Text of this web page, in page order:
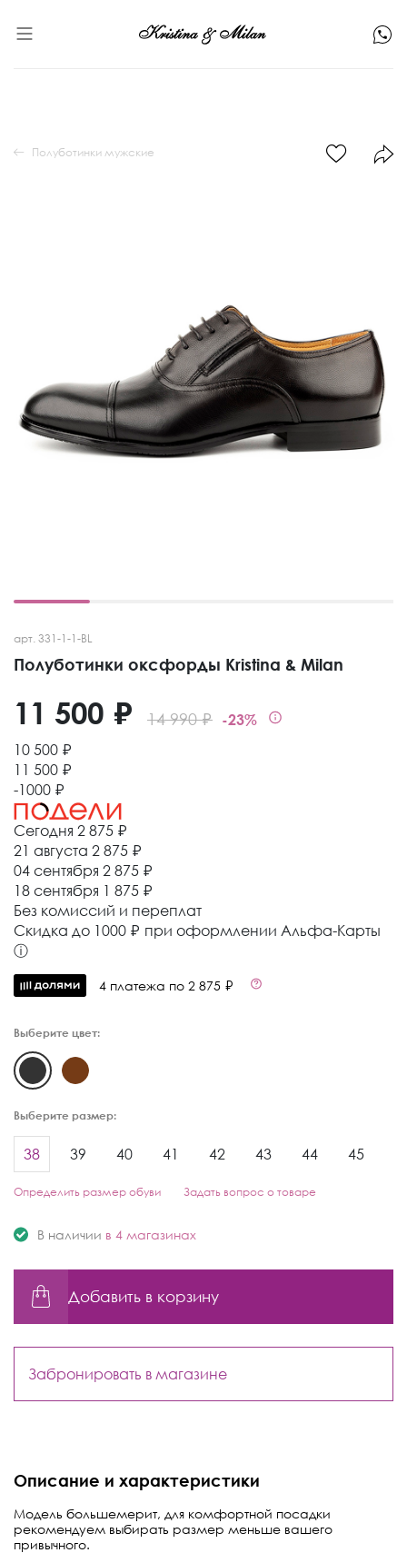
арт. 331-1-1-BL
Полуботинки оксфорды Kristina & Milan
14 990 ₽ -23%
11 500 ₽
10 500 ₽
11 500 ₽
-1000 ₽
Сегодня 2 875 ₽
21 августа 2 875 ₽
04 сентября 2 875 ₽
18 сентября 1 875 ₽
Без комиссий и переплат
Cкидка до 1000 ₽ при оформлении Альфа-Карты
ⓘ
4 платежа по 2 875 ₽
Выберите цвет:
Выберите размер:
38 39 40 41 42 43 44 45
Определить размер обуви Задать вопрос о товаре
В наличии в 4 магазинах
Добавить в корзину
Забронировать в магазине
Полуботинки мужские
Описание и характеристики
Модель большемерит, для комфортной посадки
рекомендуем выбирать размер меньше вашего
привычного.